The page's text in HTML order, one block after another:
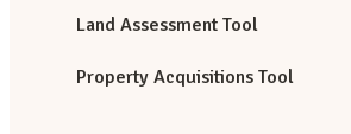
Land Assessment Tool
Property Acquisitions Tool